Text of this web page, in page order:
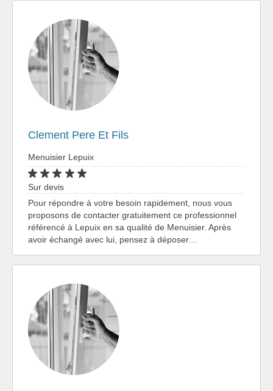
Clement Pere Et Fils
Menuisier Lepuix
Sur devis
Pour répondre à votre besoin rapidement, nous vous
proposons de contacter gratuitement ce professionnel
référencé à Lepuix en sa qualité de Menuisier. Après
avoir échangé avec lui, pensez à déposer…